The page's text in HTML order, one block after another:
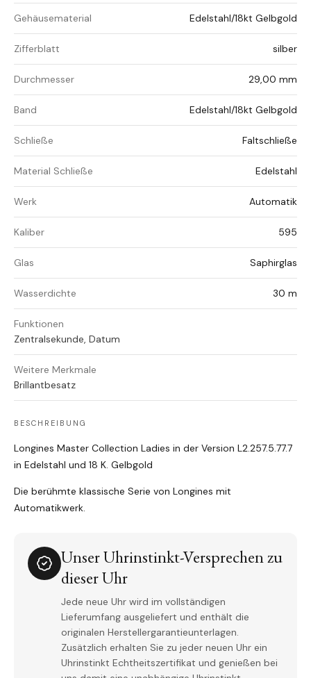
Gehäusematerial Edelstahl/18kt Gelbgold
Zifferblatt silber
Durchmesser 29,00 mm
Band Edelstahl/18kt Gelbgold
Schließe Faltschließe
Material Schließe Edelstahl
Werk Automatik
Kaliber 595
Glas Saphirglas
Wasserdichte 30 m
Funktionen
Zentralsekunde, Datum
Weitere Merkmale
Brillantbesatz
BESCHREIBUNG
Longines Master Collection Ladies in der Version L2.257.5.77.7
in Edelstahl und 18 K. Gelbgold
Die berühmte klassische Serie von Longines mit
Automatikwerk.
Unser Uhrinstinkt-Versprechen zu
dieser Uhr
Jede neue Uhr wird im vollständigen
Lieferumfang ausgeliefert und enthält die
originalen Herstellergarantieunterlagen.
Zusätzlich erhalten Sie zu jeder neuen Uhr ein
Uhrinstinkt Echtheitszertifikat und genießen bei